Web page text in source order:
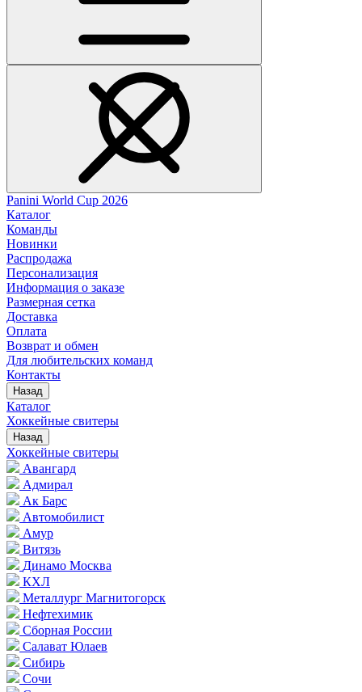
Panini World Cup 2026
Каталог
Команды
Новинки
Распродажа
Персонализация
Информация о заказе
Размерная сетка
Доставка
Оплата
Возврат и обмен
Для любительских команд
Контакты
Назад
Каталог
Хоккейные свитеры
Назад
Хоккейные свитеры
Авангард
Адмирал
Ак Барс
Автомобилист
Амур
Витязь
Динамо Москва
КХЛ
Металлург Магнитогорск
Нефтехимик
Сборная России
Салават Юлаев
Сибирь
Сочи